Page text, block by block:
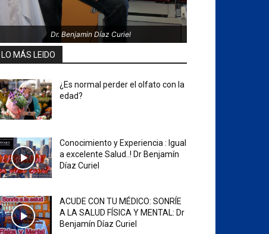
Dr. Benjamin Díaz Curiel
LO MÁS LEIDO
¿Es normal perder el olfato con la
edad?
Conocimiento y Experiencia : Igual
a excelente Salud..! Dr Benjamín
Díaz Curiel
ACUDE CON TU MÉDICO: SONRÍE
A LA SALUD FÍSICA Y MENTAL: Dr
Benjamín Díaz Curiel